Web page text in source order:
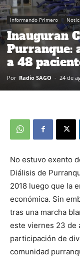
Informando Primero
Inauguran
Purranque:
a 48
Por Radio SAGO - 24 de
No estuvo exento
Diálisis de
2018 luego que la
económica. Sin
tras una marcha
este viernes 23 de
participación de
comunidad